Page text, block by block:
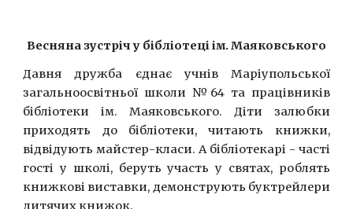
Весняна зустріч у бібліотеці ім. Маяковського
Давня дружба єднає учнів Маріупольської
загальноосвітньої школи №64 та працівників
бібліотеки ім. Маяковського. Діти залюбки
приходять до бібліотеки, читають книжки,
відвідують майстер-класи. А бібліотекарі - часті
гості у школі, беруть участь у святах, роблять
книжкові виставки, демонструють буктрейлери
дитячих книжок.